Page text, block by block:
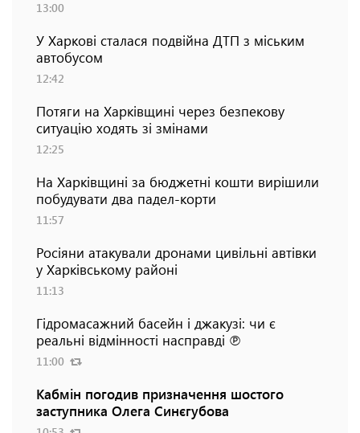
13:00
У Харкові сталася подвійна ДТП з міським
автобусом
12:42
Потяги на Харківщині через безпекову
ситуацію ходять зі змінами
12:25
На Харківщині за бюджетні кошти вирішили
побудувати два падел-корти
11:57
Росіяни атакували дронами цивільні автівки
у Харківському районі
11:13
Гідромасажний басейн і джакузі: чи є
реальні відмінності насправді ℗
11:00
Кабмін погодив призначення шостого
заступника Олега Синєгубова